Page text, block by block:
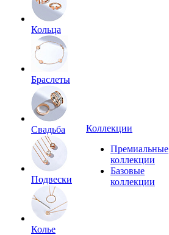
Кольца
Браслеты
Свадьба
Подвески
Колье
Коллекции
Премиальные
коллекции
Базовые
коллекции